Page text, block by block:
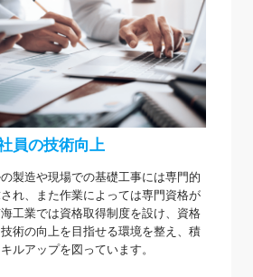
員の技術向上
製造や現場での基礎工事には専門的
れ、また作業によっては専門資格が
工業では資格取得制度を設け、資格
術の向上を目指せる環境を整え、積
ルアップを図っています。